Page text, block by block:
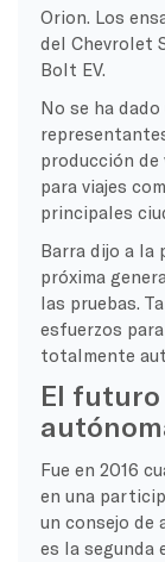
Orion. Los
del Chevrolet
Bolt EV.
No se ha
producción
para viajes
principales
Barra dijo a la
próxima
las pruebas.
esfuerzos
totalmente
El futuro
Fue en 2016
en una
un consejo de
es la segunda